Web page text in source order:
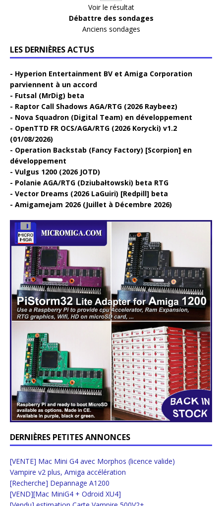
Voir le résultat
Débattre des sondages
Anciens sondages
LES DERNIÈRES ACTUS
Hyperion Entertainment BV et Amiga Corporation
parviennent à un accord
Futsal (MrDig) beta
Raptor Call Shadows AGA/RTG (2026 Raybeez)
Nova Squadron (Digital Team) en développement
OpenTTD FR OCS/AGA/RTG (2026 Korycki) v1.2
(01/08/2026)
Operation Backstab (Fancy Factory) [Scorpion] en
développement
Vulgus 1200 (2026 JOTD)
Polanie AGA/RTG (Dziubałtowski) beta RTG
Vector Dreams (2026 LaGuiri) [Redpill] beta
Amigamejam 2026 (Juillet à Décembre 2026)
DERNIÈRES PETITES ANNONCES
[VENTE] Mac Mini G4 avec Morphos (licence valide)
Vampire v2 plus, Amiga accélération
[Recherche] Depannage A1200
[VEND][Mac MiniG4 + Odroid XU4]